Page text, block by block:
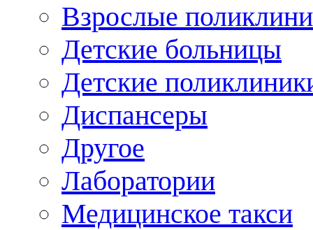
Взрослые
Детские больницы
Детские
Диспансеры
Другое
Лаборатории
Медицинское такси